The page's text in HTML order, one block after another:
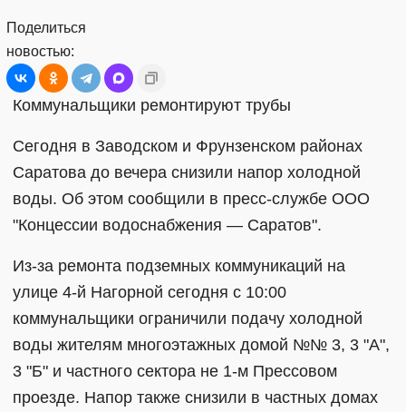
Поделиться
новостью:
Коммунальщики ремонтируют трубы
Сегодня в Заводском и Фрунзенском районах
Саратова до вечера снизили напор холодной
воды. Об этом сообщили в пресс-службе ООО
"Концессии водоснабжения — Саратов".
Из-за ремонта подземных коммуникаций на
улице 4-й Нагорной сегодня с 10:00
коммунальщики ограничили подачу холодной
воды жителям многоэтажных домой №№ 3, 3 "А",
3 "Б" и частного сектора не 1-м Прессовом
проезде. Напор также снизили в частных домах